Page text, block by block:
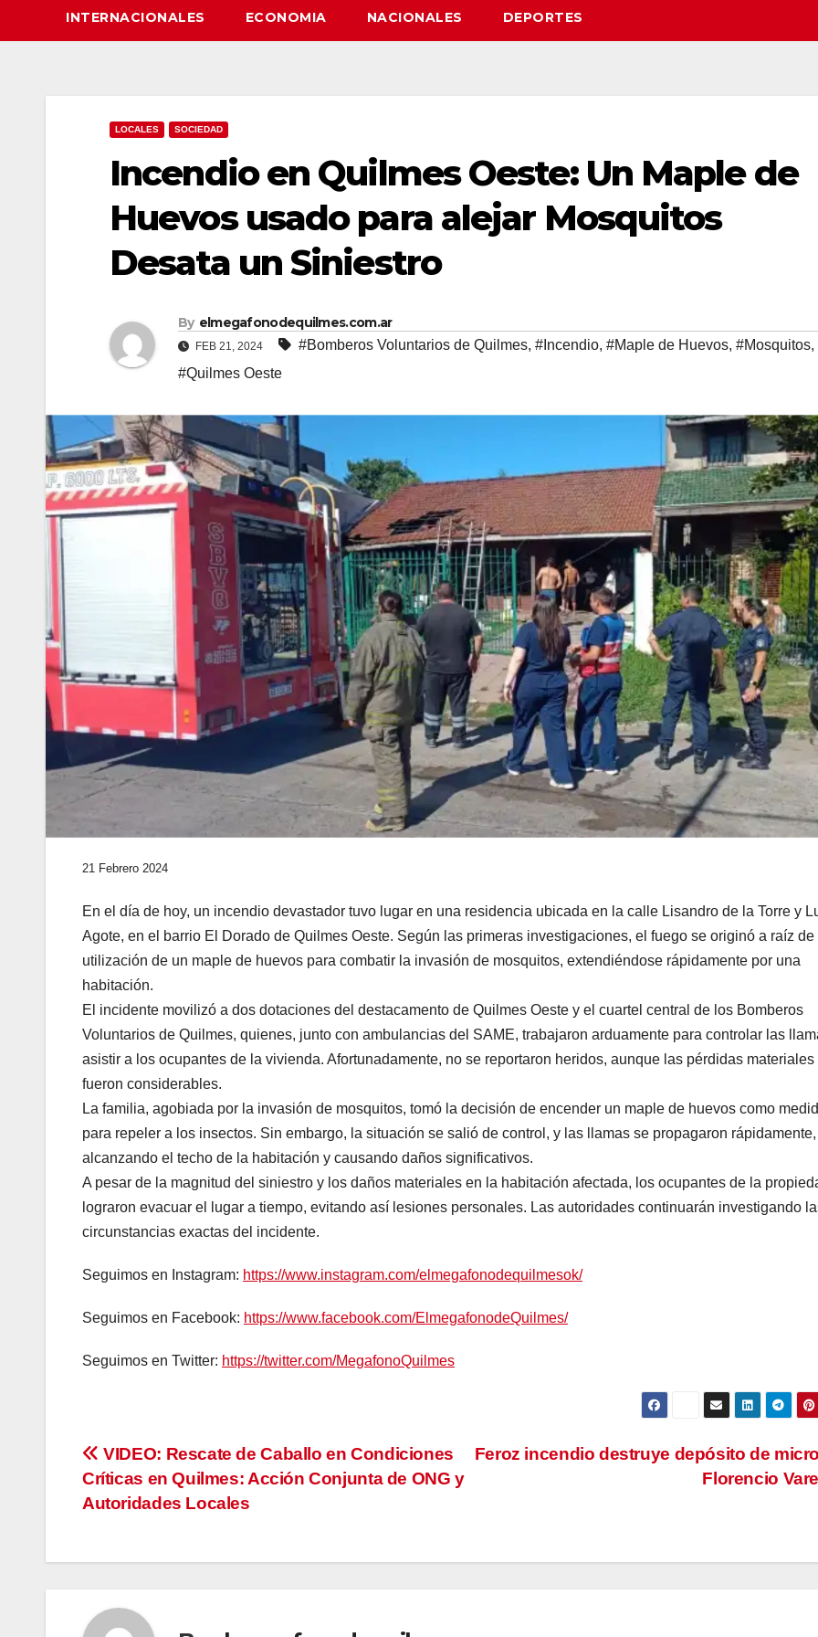
INTERNACIONALES ECONOMIA NACIONALES DEPORTES
LOCALES SOCIEDAD
Incendio en Quilmes Oeste: Un Maple de
Huevos usado para alejar Mosquitos
Desata un Siniestro
By elmegafonodequilmes.com.ar
FEB 21, 2024 #Bomberos Voluntarios de Quilmes, #Incendio, #Maple de Huevos, #Mosquitos,
#Quilmes Oeste
21 Febrero 2024
En el día de hoy, un incendio devastador tuvo lugar en una residencia ubicada en la calle Lisandro de la Torre y
Agote, en el barrio El Dorado de Quilmes Oeste. Según las primeras investigaciones, el fuego se originó a raíz de
utilización de un maple de huevos para combatir la invasión de mosquitos, extendiéndose rápidamente por una
habitación.
El incidente movilizó a dos dotaciones del destacamento de Quilmes Oeste y el cuartel central de los Bomberos
Voluntarios de Quilmes, quienes, junto con ambulancias del SAME, trabajaron arduamente para controlar las
asistir a los ocupantes de la vivienda. Afortunadamente, no se reportaron heridos, aunque las pérdidas materiales
fueron considerables.
La familia, agobiada por la invasión de mosquitos, tomó la decisión de encender un maple de huevos como
para repeler a los insectos. Sin embargo, la situación se salió de control, y las llamas se propagaron rápidamente,
alcanzando el techo de la habitación y causando daños significativos.
A pesar de la magnitud del siniestro y los daños materiales en la habitación afectada, los ocupantes de la
lograron evacuar el lugar a tiempo, evitando así lesiones personales. Las autoridades continuarán investigando
circunstancias exactas del incidente.
Seguimos en Instagram: https://www.instagram.com/elmegafonodequilmesok/
Seguimos en Facebook: https://www.facebook.com/ElmegafonodeQuilmes/
Seguimos en Twitter: https://twitter.com/MegafonoQuilmes
Navegación
de
Feroz incendio destruye depósito de
Florencio
VIDEO: Rescate de Caballo en Condiciones
Críticas en Quilmes: Acción Conjunta de ONG y
Autoridades Locales